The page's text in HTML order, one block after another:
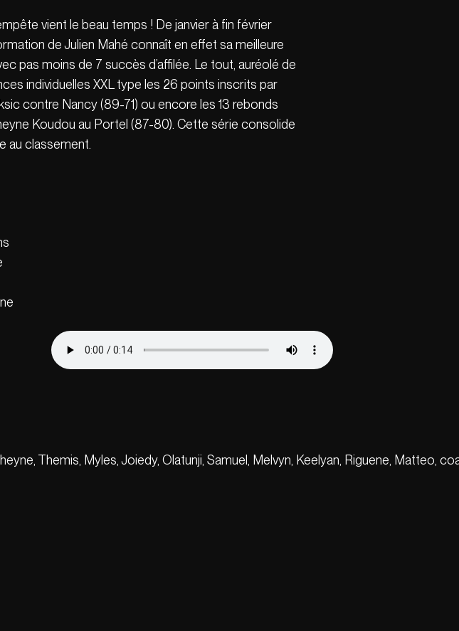
vient le beau temps ! De janvier à fin février
de Julien Mahé connaît en effet sa meilleure
pas moins de 7 succès d’affilée. Le tout, auréolé de
individuelles XXL type les 26 points inscrits par
contre Nancy (89-71) ou encore les 13 rebonds
Koudou au Portel (87-80). Cette série consolide
au classement.
Themis, Myles, Joiedy, Olatunji, Samuel, Melvyn, Keelyan, Riguene, Matteo,